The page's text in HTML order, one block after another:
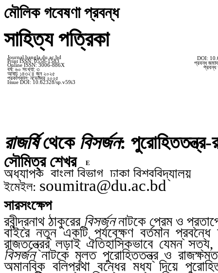
মৌলিক গবেষণা প্রবন্ধ
সাহিত্য পত্রিকা
Journal.bangla.du.ac.bd
Print ISSN: 0558-1583
Online ISSN: 3006-886X
বর্ষ: ৬০ সংখ্যা: ৩
আষাঢ় ১৪৩২॥ জুন২০২৫
প্রকাশকাল:নভেম্বর ২০২৫
Issue DOI: 10.62328/sp.v59i3
DOI:
প্রবন্ধ
রাজর্ষিথেকে বিসর্জন: পুরোহিততন্ত্র-
সৌমিত্র শেখর
অধ্যাপক বাংলা বিভাগ ঢাকা বিশ্ববিদ্যালয়
ইমেইল: soumitra@du.ac.bd
সারসংক্ষেপ
রবীন্দ্রনাথ ঠাকুরের বিসর্জননাটকে প্রেম ও
বাইরে নতুন একটি পর্যবেক্ষণ বর্তমান
রাজতন্ত্রের লড়াই ঐতিহাসিকভাবে যেমন সত্য
বিসর্জননাটকে মূলত পুরোহিততন্ত্র ও
অমানবিক বলিপ্রথা বন্ধের মধ্য দিয়ে